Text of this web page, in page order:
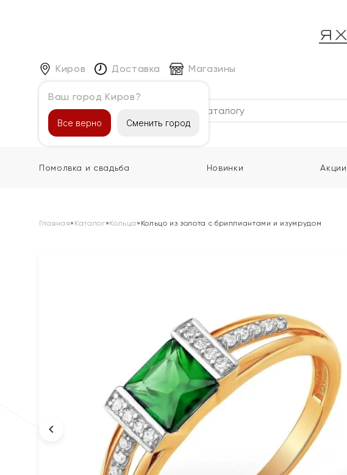
Киров
Ваш город Киров?
Все верно Сменить город
Доставка Магазины
Каталог
Помолвка и свадьба Новинки Акции
Главная» Каталог»Кольца » Кольцо из золота с бриллиантами и изумрудом